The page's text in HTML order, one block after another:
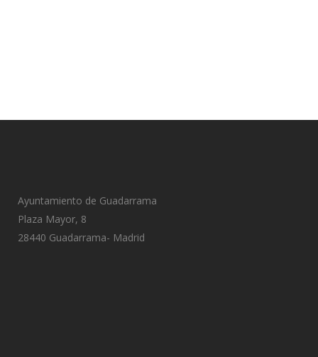
Ayuntamiento de Guadarrama
Plaza Mayor, 8
28440 Guadarrama- Madrid